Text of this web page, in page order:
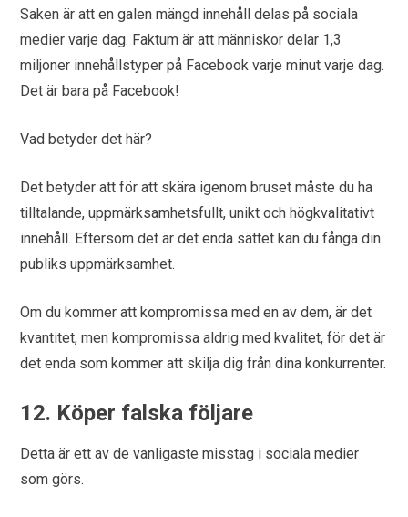
Saken är att en galen mängd innehåll delas på sociala
medier varje dag. Faktum är att människor delar 1,3
miljoner innehållstyper på Facebook varje minut varje dag.
Det är bara på Facebook!
Vad betyder det här?
Det betyder att för att skära igenom bruset måste du ha
tilltalande, uppmärksamhetsfullt, unikt och högkvalitativt
innehåll. Eftersom det är det enda sättet kan du fånga din
publiks uppmärksamhet.
Om du kommer att kompromissa med en av dem, är det
kvantitet, men kompromissa aldrig med kvalitet, för det är
det enda som kommer att skilja dig från dina konkurrenter.
12. Köper falska följare
Detta är ett av de vanligaste misstag i sociala medier
som görs.